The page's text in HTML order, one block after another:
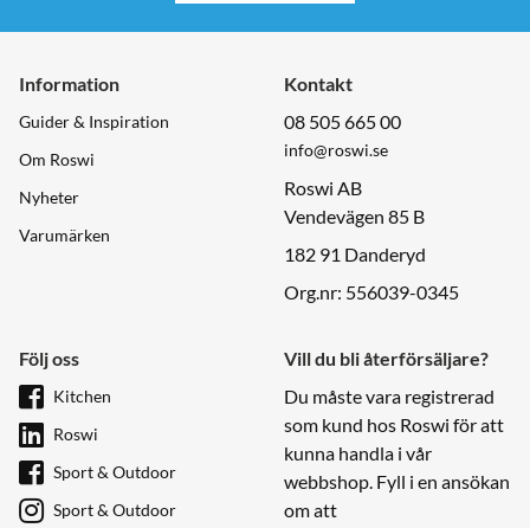
Information
Guider & Inspiration
Om Roswi
Nyheter
Varumärken
Kontakt
08 505 665 00
info@roswi.se
Roswi AB
Vendevägen 85 B
182 91 Danderyd
Org.nr: 556039-0345
Följ oss
Kitchen
Roswi
Sport & Outdoor
Sport & Outdoor
Vill du bli återförsäljare?
Du måste vara registrerad
som kund hos Roswi för att
kunna handla i vår
webbshop. Fyll i en ansökan
om att